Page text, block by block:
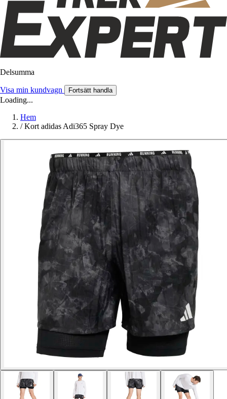
Delsumma
Visa min kundvagn Fortsätt handla
Loading...
Hem
/ Kort adidas Adi365 Spray Dye